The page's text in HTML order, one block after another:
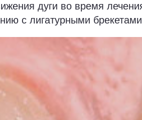
дуги во время
с лигатурными